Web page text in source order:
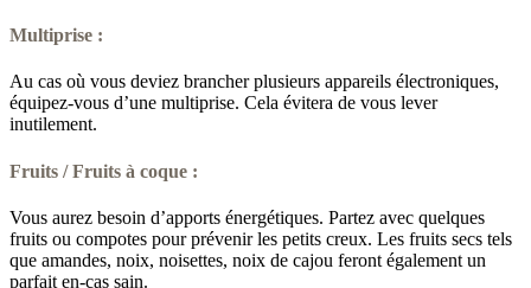
Multiprise :
Au cas où vous deviez brancher plusieurs appareils électroniques,
équipez-vous d’une multiprise. Cela évitera de vous lever
inutilement.
Fruits / Fruits à coque :
Vous aurez besoin d’apports énergétiques. Partez avec quelques
fruits ou compotes pour prévenir les petits creux. Les fruits secs tels
que amandes, noix, noisettes, noix de cajou feront également un
parfait en-cas sain.